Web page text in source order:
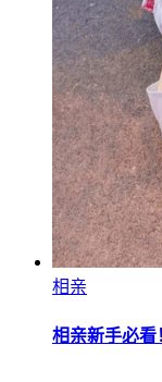
相亲
相亲新手必看